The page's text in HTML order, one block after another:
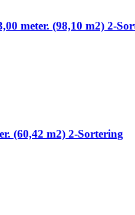
meter. (98,10 m2) 2-
(60,42 m2) 2-Sortering